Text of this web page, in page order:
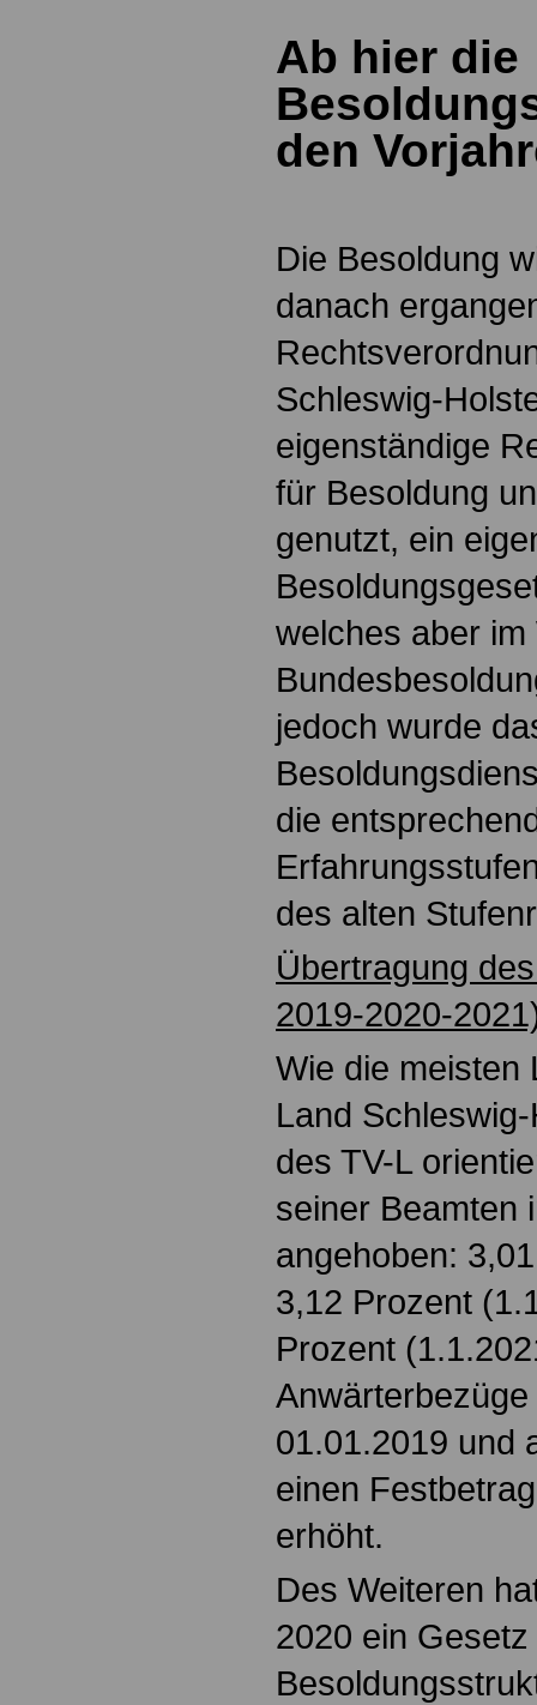
Ab hier die
den
Die Besoldung
danach
Schleswig-
eigenständige
für Besoldung
genutzt, ein
welches aber
jedoch wurde
die
des alten
Übertragung
2019-2020-
Wie die meisten
Land
des TV-L
seiner Beamten
angehoben:
3,12 Prozent
Prozent
01.01.2019 und
einen
erhöht.
Des Weiteren
2020 ein